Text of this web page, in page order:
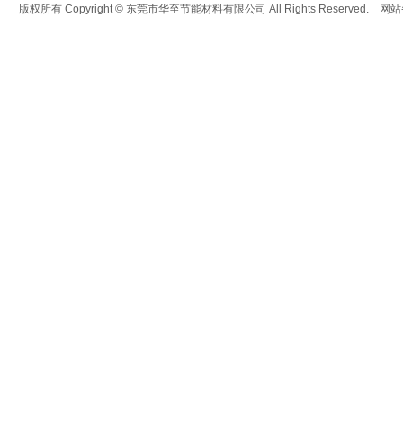
版权所有 Copyright © 东莞市华至节能材料有限公司 All Rights Reserved. 网站